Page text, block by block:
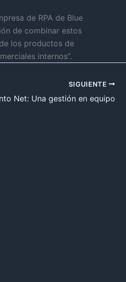
de RPA de Blue
de combinar estos
los productos de
internos”.
SIGUIENTE
Net: Una gestión en equipo